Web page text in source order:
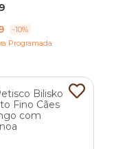
-10%
Programada